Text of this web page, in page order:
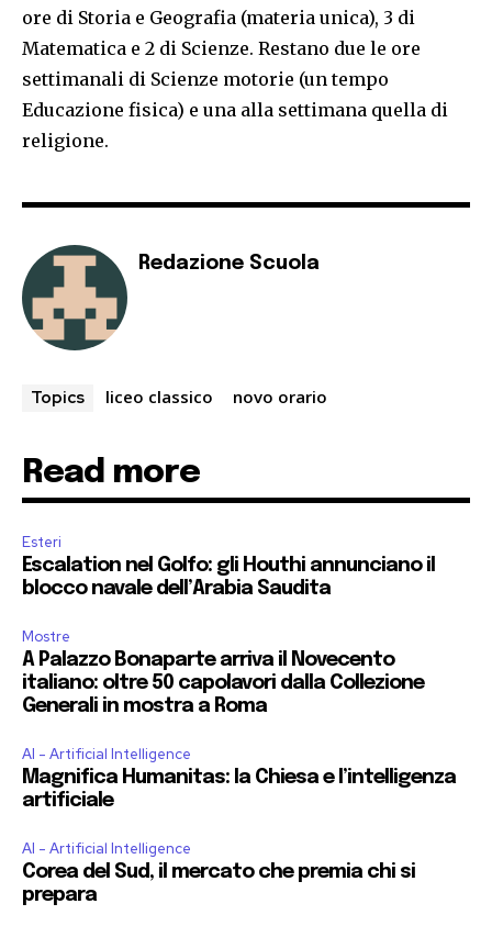
ore di Storia e Geografia (materia unica), 3 di
Matematica e 2 di Scienze. Restano due le ore
settimanali di Scienze motorie (un tempo
Educazione fisica) e una alla settimana quella di
religione.
Redazione Scuola
Topics liceo classico novo orario
Read more
Esteri
Escalation nel Golfo: gli Houthi annunciano il
blocco navale dell’Arabia Saudita
Mostre
A Palazzo Bonaparte arriva il Novecento
italiano: oltre 50 capolavori dalla Collezione
Generali in mostra a Roma
AI - Artificial Intelligence
Magnifica Humanitas: la Chiesa e l’intelligenza
artificiale
AI - Artificial Intelligence
Corea del Sud, il mercato che premia chi si
prepara